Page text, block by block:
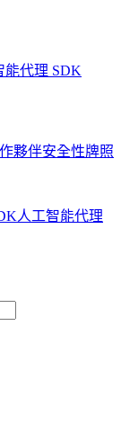
能代理 SDK
夥伴安全性牌照
人工智能代理